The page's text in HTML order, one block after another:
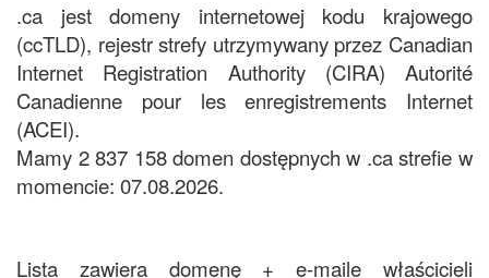
.ca jest domeny internetowej kodu krajowego
(ccTLD), rejestr strefy utrzymywany przez Canadian
Internet Registration Authority (CIRA) Autorité
Canadienne pour les enregistrements Internet
(ACEI).
Mamy 2 837 158 domen dostępnych w .ca strefie w
momencie: 07.08.2026.
Lista zawiera domenę + e-maile właścicieli